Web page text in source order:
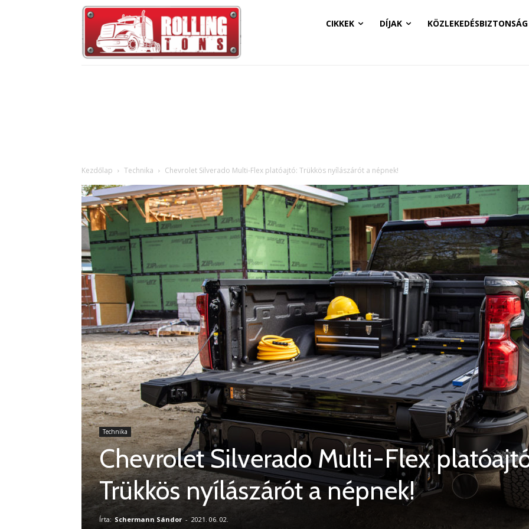
CIKKEK DÍJAK KÖZLEKEDÉSBIZTONSÁG
Kezdőlap Technika Chevrolet Silverado Multi-Flex platóajtó: Trükkös nyílászárót a népnek!
Technika
Chevrolet Silverado Multi-Flex
Trükkös nyílászárót a népnek!
Írta: Schermann Sándor - 2021. 06. 02.